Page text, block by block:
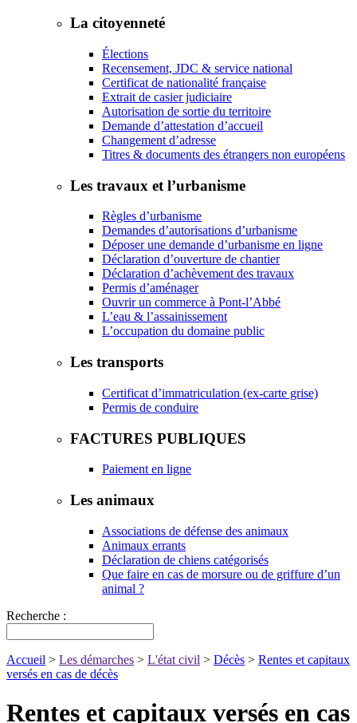
La citoyenneté
Élections
Recensement, JDC & service national
Certificat de nationalité française
Extrait de casier judiciaire
Autorisation de sortie du territoire
Demande d’attestation d’accueil
Changement d’adresse
Titres & documents des étrangers non européens
Les travaux et l’urbanisme
Règles d’urbanisme
Demandes d’autorisations d’urbanisme
Déposer une demande d’urbanisme en ligne
Déclaration d’ouverture de chantier
Déclaration d’achèvement des travaux
Permis d’aménager
Ouvrir un commerce à Pont-l’Abbé
L’eau & l’assainissement
L’occupation du domaine public
Les transports
Certificat d’immatriculation (ex-carte grise)
Permis de conduire
FACTURES PUBLIQUES
Paiement en ligne
Les animaux
Associations de défense des animaux
Animaux errants
Déclaration de chiens catégorisés
Que faire en cas de morsure ou de griffure d’un
animal ?
Recherche :
Accueil > Les démarches > L'état civil > Décès > Rentes et capitaux
versés en cas de décès
Rentes et capitaux versés en cas